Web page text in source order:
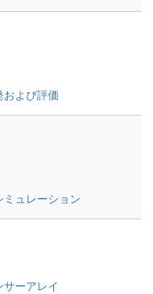
および評価
ュレーション
ーアレイ